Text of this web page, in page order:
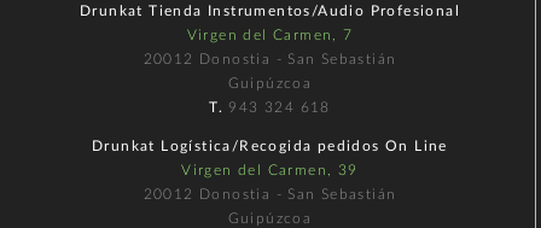
Drunkat Tienda Instrumentos/Audio Profesional
Virgen del Carmen, 7
20012 Donostia - San Sebastián
Guipúzcoa
T. 943 324 618
Drunkat Logística/Recogida pedidos On Line
Virgen del Carmen, 39
20012 Donostia - San Sebastián
Guipúzcoa